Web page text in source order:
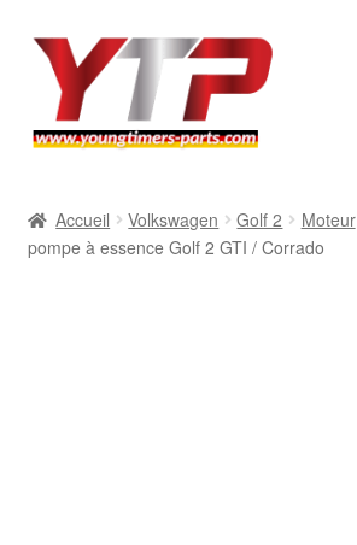
Aller
navigation
Aller
contenu
BMW
Accueil Volkswagen Golf 2 Moteur
pompe à essence Golf 2 GTI / Corrado